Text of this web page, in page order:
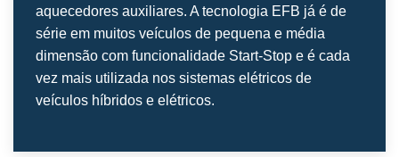
aquecedores auxiliares. A tecnologia EFB já é de
série em muitos veículos de pequena e média
dimensão com funcionalidade Start-Stop e é cada
vez mais utilizada nos sistemas elétricos de
veículos híbridos e elétricos.